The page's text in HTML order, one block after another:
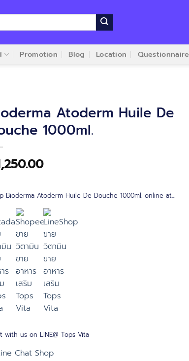
Promotion Blog Location Questionnaire
Atoderm Huile De
1000ml.
Bioderma Atoderm Huile De Douche 1000ml. online at…
with us on LINE@ Tops Vita